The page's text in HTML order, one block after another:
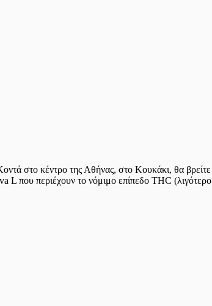
στο κέντρο της Αθήνας, στο Κουκάκι, θα βρείτε
L που περιέχουν το νόμιμο επίπεδο THC